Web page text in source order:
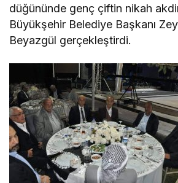
düğününde genç çiftin nikah
Büyükşehir Belediye Başkanı
Beyazgül gerçekleştirdi.